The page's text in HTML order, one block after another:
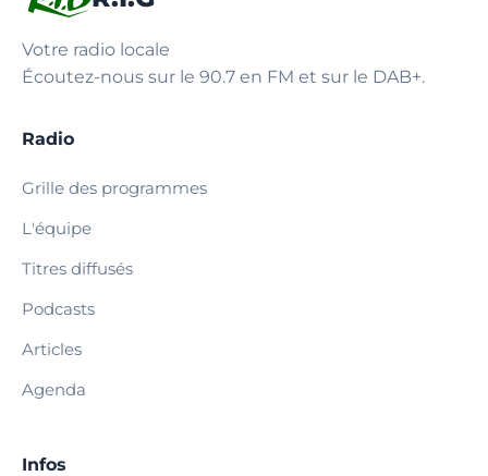
Votre radio locale
Écoutez-nous sur le 90.7 en FM et sur le DAB+.
Radio
Grille des programmes
L'équipe
Titres diffusés
Podcasts
Articles
Agenda
Infos